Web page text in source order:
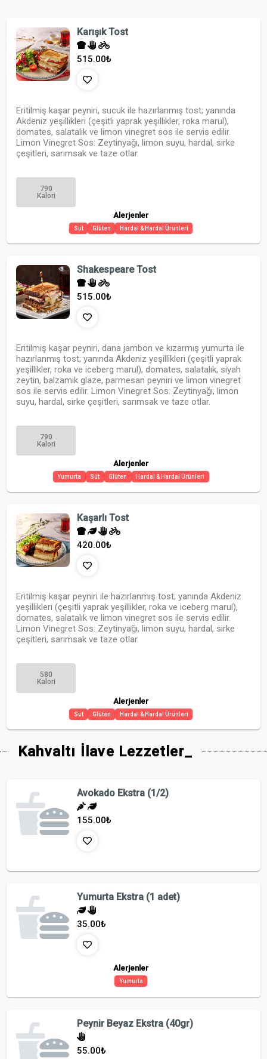
Karışık Tost
515.00₺
Eritilmiş kaşar peyniri, sucuk ile hazırlanmış tost; yanında
Akdeniz yeşillikleri (çeşitli yaprak yeşillikler, roka marul),
domates, salatalık ve limon vinegret sos ile servis edilir.
Limon Vinegret Sos: Zeytinyağı, limon suyu, hardal, sirke
çeşitleri, sarımsak ve taze otlar.
790
Kalori
Alerjenler
Süt Glüten Hardal & Hardal Ürünleri
Shakespeare Tost
515.00₺
Eritilmiş kaşar peyniri, dana jambon ve kızarmış yumurta ile
hazırlanmış tost; yanında Akdeniz yeşillikleri (çeşitli yaprak
yeşillikler, roka ve iceberg marul), domates, salatalık, siyah
zeytin, balzamik glaze, parmesan peyniri ve limon vinegret
sos ile servis edilir. Limon Vinegret Sos: Zeytinyağı, limon
suyu, hardal, sirke çeşitleri, sarımsak ve taze otlar.
790
Kalori
Alerjenler
Yumurta Süt Glüten Hardal & Hardal Ürünleri
Kaşarlı Tost
420.00₺
Eritilmiş kaşar peyniri ile hazırlanmış tost; yanında Akdeniz
yeşillikleri (çeşitli yaprak yeşillikler, roka ve iceberg marul),
domates, salatalık ve limon vinegret sos ile servis edilir.
Limon Vinegret Sos: Zeytinyağı, limon suyu, hardal, sirke
çeşitleri, sarımsak ve taze otlar.
580
Kalori
Alerjenler
Süt Glüten Hardal & Hardal Ürünleri
Kahvaltı İlave Lezzetler_
Avokado Ekstra (1/2)
155.00₺
Yumurta Ekstra (1 adet)
35.00₺
Alerjenler
Yumurta
Peynir Beyaz Ekstra (40gr)
55.00₺